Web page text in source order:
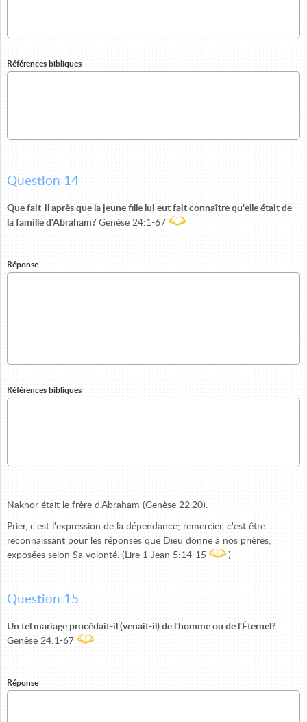
Références bibliques
Question 14
Que fait-il après que la jeune fille lui eut fait connaître qu'elle était de
la famille d'Abraham? Genèse 24:1-67
Réponse
Références bibliques
Nakhor était le frère d'Abraham (Genèse 22.20).
Prier, c'est l'expression de la dépendance; remercier, c'est être
reconnaissant pour les réponses que Dieu donne à nos prières,
exposées selon Sa volonté. (Lire 1 Jean 5:14-15
)
Question 15
Un tel mariage procédait-il (venait-il) de l'homme ou de l'Éternel?
Genèse 24:1-67
Réponse